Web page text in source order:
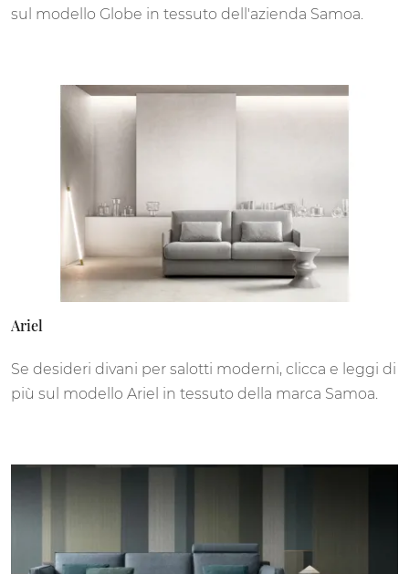
sul modello Globe in tessuto dell'azienda Samoa.
Ariel
Se desideri divani per salotti moderni, clicca e leggi di
più sul modello Ariel in tessuto della marca Samoa.